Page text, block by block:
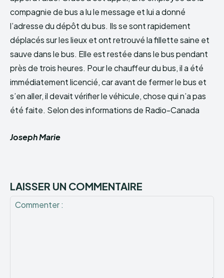
compagnie de bus a lu le message et lui a donné
l’adresse du dépôt du bus. Ils se sont rapidement
déplacés sur les lieux et ont retrouvé la fillette saine et
sauve dans le bus. Elle est restée dans le bus pendant
près de trois heures. Pour le chauffeur du bus, il a été
immédiatement licencié, car avant de fermer le bus et
s’en aller, il devait vérifier le véhicule, chose qui n’a pas
été faite. Selon des informations de Radio-Canada
Joseph Marie
LAISSER UN COMMENTAIRE